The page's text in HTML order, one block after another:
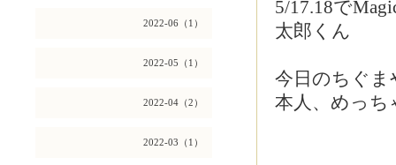
2022-06（1）
2022-05（1）
2022-04（2）
2022-03（1）
5/17.18で
太郎くん
今日のちぐ
本人、めっち